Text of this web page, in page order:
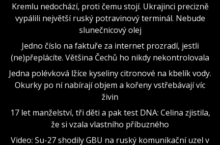
Kremlu nedochází, proti čemu stojí. Ukrajinci precizně
vypálili největší ruský potravinový terminál. Nebude
slunečnicový olej
Jedno číslo na faktuře za internet prozradí, jestli
(ne)přeplácíte. Většina Čechů ho nikdy nekontrolovala
Jedna polévková lžíce kyseliny citronové na kbelík vody.
Okurky po ní nabírají objem a kořeny vstřebávají víc
živin
17 let manželství, tři děti a pak test DNA: Celina zjistila,
že si vzala vlastního příbuzného
Video: Su-27 shodily GBU na ruský komunikační uzel v